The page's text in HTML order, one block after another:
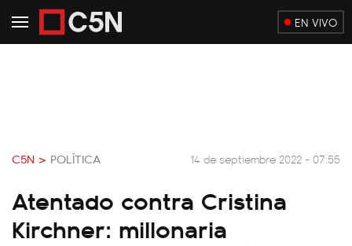
EN VIVO
C5N > POLÍTICA 14 de septiembre 2022 - 07:55
Atentado contra Cristina
Kirchner: millonaria